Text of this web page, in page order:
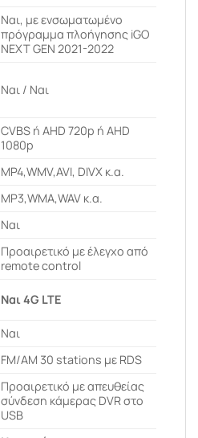
Ναι, με ενσωματωμένο
πρόγραμμα πλοήγησης iGO
NEXT GEN 2021-2022
Ναι / Ναι
CVBS ή AHD 720p ή AHD
1080p
MP4,WMV,AVI, DIVX κ.α.
MP3,WMA,WAV κ.α.
Ναι
Προαιρετικό με έλεγχο από
remote control
Ναι 4G LTE
Ναι
FM/AM 30 stations με RDS
Προαιρετικό με απευθείας
σύνδεση κάμερας DVR στο
USB